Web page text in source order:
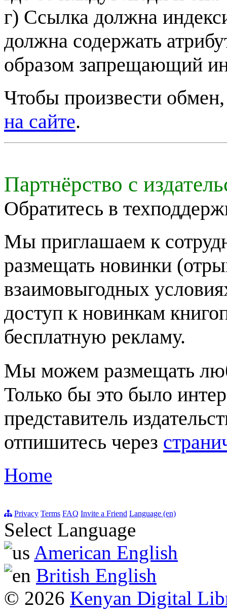
г) Ссылка должна
должна содержать
образом запрещающий
Чтобы произвести
на сайте.
Партнёрство с
Обратитесь в
Мы приглашаем к
размещать новинки
взаимовыгодных
доступ к новинкам
бесплатную рекламу.
Мы можем размещать
Только бы это было
представитель
отпишитесь через
Home
Privacy Terms FAQ Invite a Friend Language (en)
Select Language
American English
British English
© 2026 Kenyan Digital